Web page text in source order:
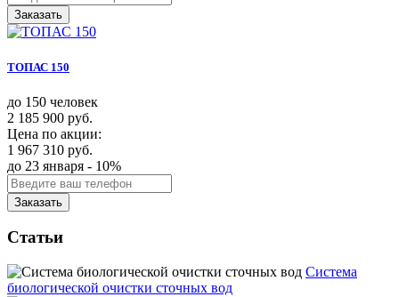
Заказать
ТОПАС 150
до 150 человек
2 185 900 руб.
Цена по акции:
1 967 310 руб.
до 23 января - 10%
Заказать
Статьи
Система
биологической очистки сточных вод